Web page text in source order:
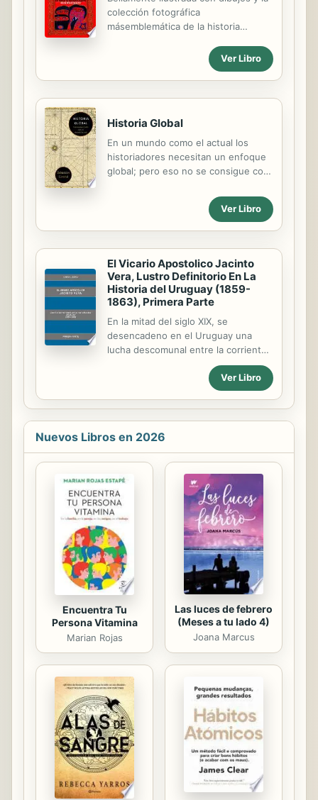
colección fotográfica
másemblemática de la historia
testimonio inspirador de resistencia
Ver Libro
Historia Global
En un mundo como el actual los
historiadores necesitan un enfoque
global; pero eso no se consigue con
examinado en las viejas historias de
estados y naciones, sino que
Sebastian Conrad examina aquí el
desarrollo de las distintas visiones
de la historia mundial, desde
Toynbee, McNeill o Wallerstein, y las
respuestas recientes —historia
comparada, transnacional,
postcolonial, de la globalización...—
para proponernos los fundamentos
de un...
Ver Libro
El Vicario Apostolico Jacinto
Vera, Lustro Definitorio En La
Historia del Uruguay (1859-
1863), Primera Parte
En la mitad del siglo XIX, se
desencadeno en el Uruguay una
lucha descomunal entre la corriente
liberal masonica y la corriente
ultramontana jesuitica. La primera
representada en el gobierno de
Bernardo P. Berro, y la segunda en el
jefe de la Iglesia Catolica, el vicario
apostolico Jacinto Vera.
Ver Libro
Nuevos Libros en 2026
Encuentra Tu
Persona Vitamina
Marian Rojas
Las luces de febrero
(Meses a tu lado 4)
Joana Marcus